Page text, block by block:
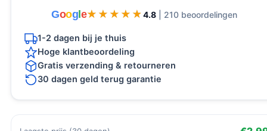
Goog e★★★★★
★★★★★ 4.8 | 210 beoordelingen
1-2 dagen bij je thuis
Hoge klantbeoordeling
Gratis verzending & retourneren
30 dagen geld terug garantie